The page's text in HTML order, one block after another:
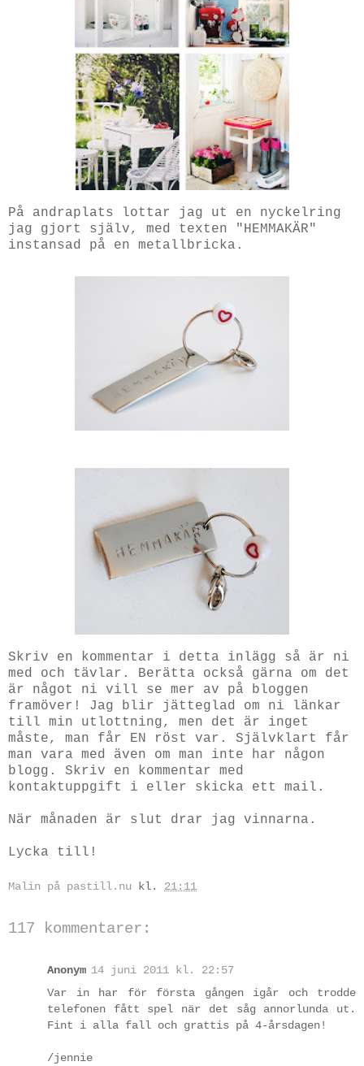
På andraplats lottar jag ut en nyckelring
jag gjort själv, med texten "HEMMAKÄR"
instansad på en metallbricka.
Skriv en kommentar i detta inlägg så är ni
med och tävlar. Berätta också gärna om det
är något ni vill se mer av på bloggen
framöver! Jag blir jätteglad om ni länkar
till min utlottning, men det är inget
måste, man får EN röst var. Självklart får
man vara med även om man inte har någon
blogg. Skriv en kommentar med
kontaktuppgift i eller skicka ett mail.
När månaden är slut drar jag vinnarna.
Lycka till!
Malin på pastill.nu kl. 21:11
117 kommentarer:
Anonym 14 juni 2011 kl. 22:57
Var in har för första gången igår och trodde
telefonen fått spel när det såg annorlunda ut.
Fint i alla fall och grattis på 4-årsdagen!
/jennie